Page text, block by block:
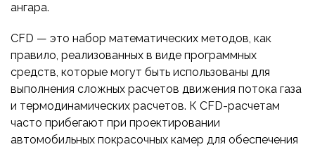
ангара.
CFD — это набор математических методов, как
правило, реализованных в виде программных
средств, которые могут быть использованы для
выполнения сложных расчетов движения потока газа
и термодинамических расчетов. К CFD-расчетам
часто прибегают при проектировании
автомобильных покрасочных камер для обеспечения